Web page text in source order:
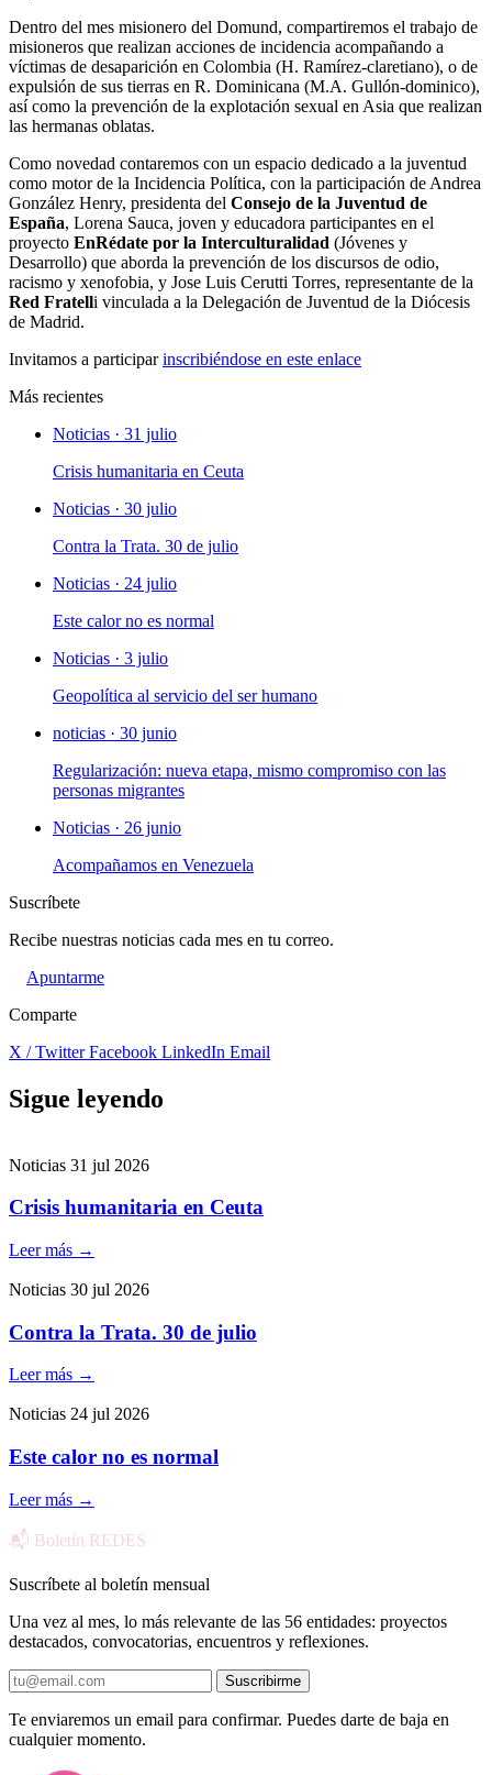
Dentro del mes misionero del Domund, compartiremos el trabajo de
misioneros que realizan acciones de incidencia acompañando a
víctimas de desaparición en Colombia (H. Ramírez-claretiano), o de
expulsión de sus tierras en R. Dominicana (M.A. Gullón-dominico),
así como la prevención de la explotación sexual en Asia que realizan
las hermanas oblatas.
Como novedad contaremos con un espacio dedicado a la juventud
como motor de la Incidencia Política, con la participación de Andrea
González Henry, presidenta del Consejo de la Juventud de
España, Lorena Sauca, joven y educadora participantes en el
proyecto EnRédate por la Interculturalidad (Jóvenes y
Desarrollo) que aborda la prevención de los discursos de odio,
racismo y xenofobia, y Jose Luis Cerutti Torres, representante de la
Red Fratelli vinculada a la Delegación de Juventud de la Diócesis
de Madrid.
Invitamos a participarinscribiéndose en este enlace
Más recientes
Noticias · 31 julio
Crisis humanitaria en Ceuta
Noticias · 30 julio
Contra la Trata. 30 de julio
Noticias · 24 julio
Este calor no es normal
Noticias · 3 julio
Geopolítica al servicio del ser humano
noticias · 30 junio
Regularización: nueva etapa, mismo compromiso con las
personas migrantes
Noticias · 26 junio
Acompañamos en Venezuela
Suscríbete
Recibe nuestras noticias cada mes en tu correo.
Apuntarme
Comparte
X / TwitterFacebook LinkedIn Email
Sigue leyendo
Noticias 31 jul 2026
Crisis humanitaria en Ceuta
Leer más →
Noticias 30 jul 2026
Contra la Trata. 30 de julio
Leer más →
Noticias 24 jul 2026
Este calor no es normal
Leer más →
📬 Boletín REDES
Suscríbete al boletín mensual
Una vez al mes, lo más relevante de las 56 entidades: proyectos
destacados, convocatorias, encuentros y reflexiones.
Suscribirme
Te enviaremos un email para confirmar. Puedes darte de baja en
cualquier momento.